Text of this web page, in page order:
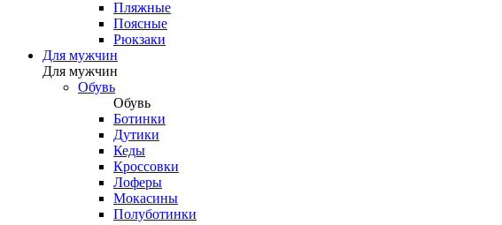
Пляжные
Поясные
Рюкзаки
Для мужчин
Для мужчин
Обувь
Обувь
Ботинки
Дутики
Кеды
Кроссовки
Лоферы
Мокасины
Полуботинки